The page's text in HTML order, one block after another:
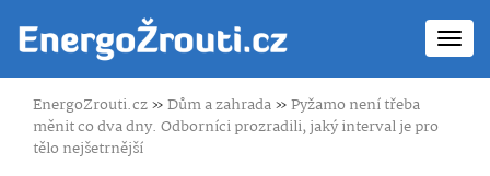
EnergoZrouti.cz»Dům a zahrada»Pyžamo není třeba
měnit co dva dny. Odborníci prozradili, jaký interval je pro
tělo nejšetrnější